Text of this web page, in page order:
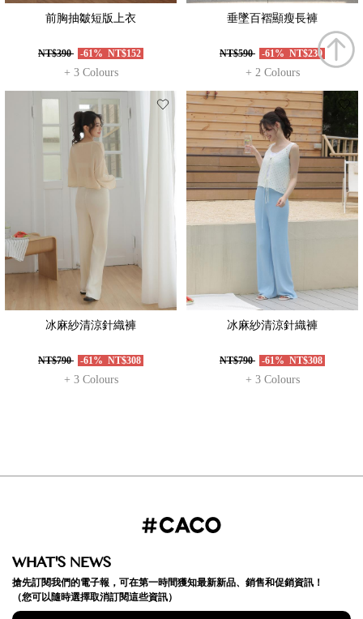
前胸抽皺短版上衣
NT$390 -61% NT$152
+ 3 Colours
垂墜百褶顯瘦長褲
NT$590 -61% NT$230
+ 2 Colours
冰麻紗清涼針織褲
NT$790 -61% NT$308
+ 3 Colours
冰麻紗清涼針織褲
NT$790 -61% NT$308
+ 3 Colours
WHAT'S NEWS
搶先訂閱我們的電子報，可在第一時間獲知最新新品、銷售和促銷資訊！
（您可以隨時選擇取消訂閱這些資訊）